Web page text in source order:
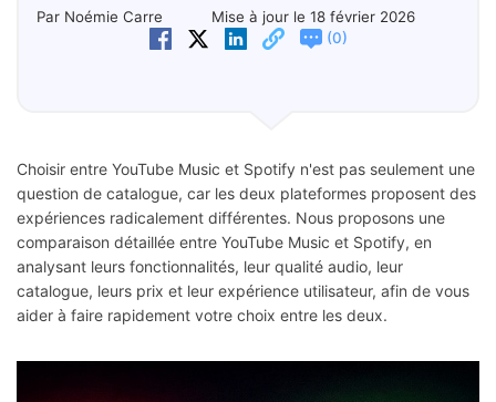
Par Noémie Carre
Mise à jour le 18 février 2026
(0)
Choisir entre YouTube Music et Spotify n'est pas seulement une
question de catalogue, car les deux plateformes proposent des
expériences radicalement différentes. Nous proposons une
comparaison détaillée entre YouTube Music et Spotify, en
analysant leurs fonctionnalités, leur qualité audio, leur
catalogue, leurs prix et leur expérience utilisateur, afin de vous
aider à faire rapidement votre choix entre les deux.